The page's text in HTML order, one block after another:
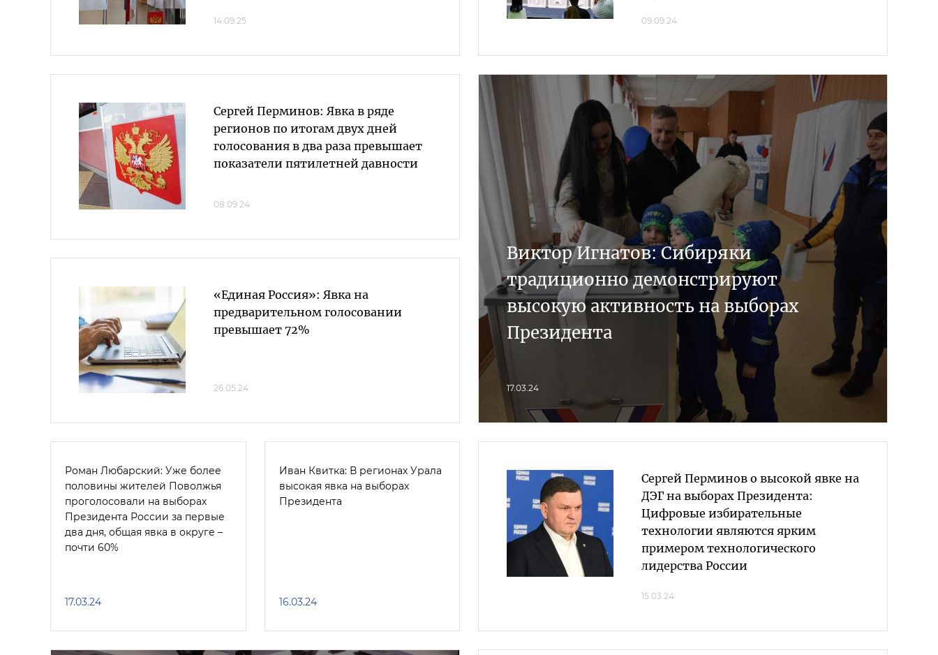
14.09.25 09.09.24
Сергей Перминов: Явка в ряде
регионов по итогам двух дней
голосования в два раза превышает
показатели пятилетней давности
08.09.24
«Единая Россия»: Явка на
предварительном голосовании
превышает 72%
26.05.24
Виктор Игнатов: Сибиряки
традиционно демонстрируют
высокую активность на выборах
Президента
17.03.24
Роман Любарский: Уже более
половины жителей Поволжья
проголосовали на выборах
Президента России за первые
два дня, общая явка в округе –
почти 60%
17.03.24
Иван Квитка: В регионах Урала
высокая явка на выборах
Президента
16.03.24
Сергей Перминов о высокой явке на
ДЭГ на выборах Президента:
Цифровые избирательные
технологии являются ярким
примером технологического
лидерства России
15.03.24